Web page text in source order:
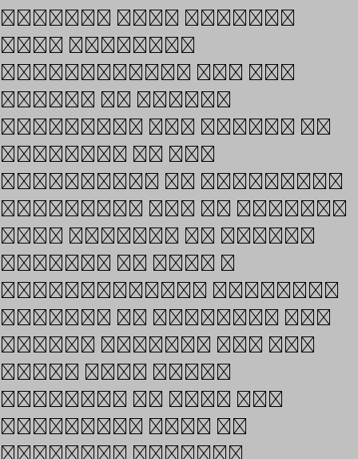
through type design.
This includes
specifically the all
aspect of custom
typefaces and fonts. In
addition to the
experience of designing
typefaces and to partner
with clients to create
brands, we have a
multicultural approach
focused on Hangeul, the
Korean script, and the
Latin one, which
alphabet is used for
languages such as
English, French,